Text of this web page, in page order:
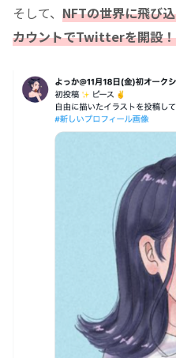
そして、 NFTの世界に飛び
カウントでTwitterを開設